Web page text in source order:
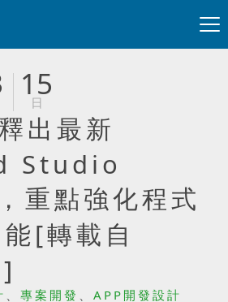
15
日
出最新
Studio
重點強化程式
[轉載自
、 專案開發 、 APP開發設計